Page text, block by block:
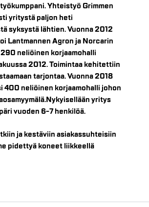
Yhteistyö Grimmen
yritystä paljon heti
syksystä lähtien. Vuonna 2012
Lantmannen Agron ja Norcarin
290 neliöinen korjaamohalli
2012. Toimintaa kehitettiin
tarjontaa. Vuonna 2018
400 neliöinen korjaamohalli johon
yritys
vuoden 6-7 henkilöä.
ja kestäviin asiakassuhteisiin
pidettyä koneet liikkeellä